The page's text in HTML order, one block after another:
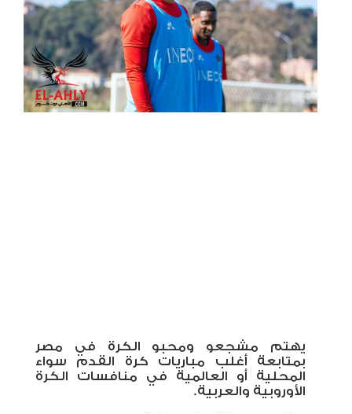
يهتم مشجعو ومحبو الكرة في مصر
بمتابعة أغلب مباريات كرة القدم سواء
المحلية أو العالمية في منافسات الكرة
الأوروبية والعربية.